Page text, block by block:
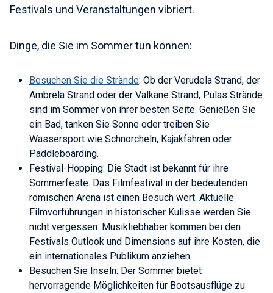
Festivals und Veranstaltungen vibriert.
Dinge, die Sie im Sommer tun können:
Besuchen Sie die Strände: Ob der Verudela Strand, der
Ambrela Strand oder der Valkane Strand, Pulas Strände
sind im Sommer von ihrer besten Seite. Genießen Sie
ein Bad, tanken Sie Sonne oder treiben Sie
Wassersport wie Schnorcheln, Kajakfahren oder
Paddleboarding.
Festival-Hopping: Die Stadt ist bekannt für ihre
Sommerfeste. Das Filmfestival in der bedeutenden
römischen Arena ist einen Besuch wert. Aktuelle
Filmvorführungen in historischer Kulisse werden Sie
nicht vergessen. Musikliebhaber kommen bei den
Festivals Outlook und Dimensions auf ihre Kosten, die
ein internationales Publikum anziehen.
Besuchen Sie Inseln: Der Sommer bietet
hervorragende Möglichkeiten für Bootsausflüge zu